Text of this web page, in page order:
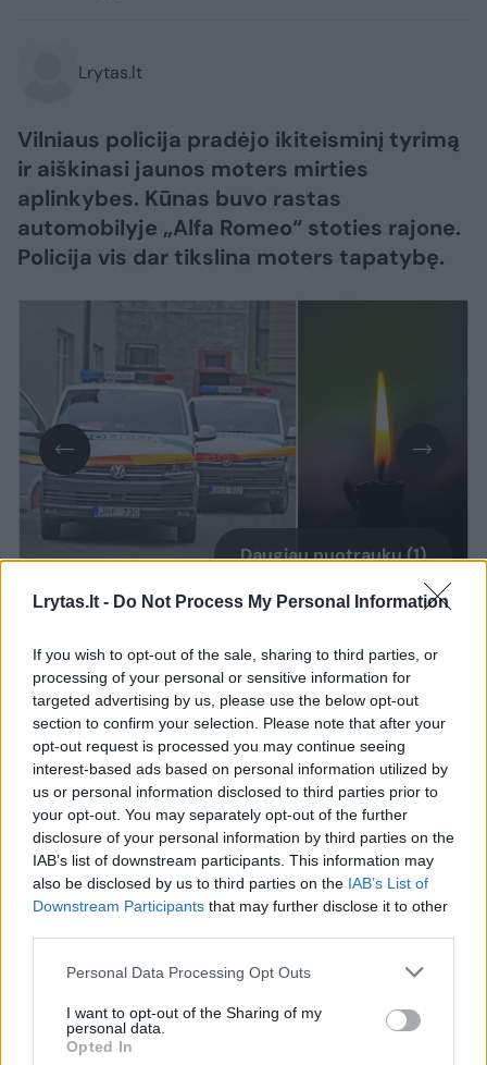
Lrytas.lt - Do Not Process My Personal Information
If you wish to opt-out of the sale, sharing to third parties, or
processing of your personal or sensitive information for
targeted advertising by us, please use the below opt-out
section to confirm your selection. Please note that after your
opt-out request is processed you may continue seeing
interest-based ads based on personal information utilized by
us or personal information disclosed to third parties prior to
your opt-out. You may separately opt-out of the further
disclosure of your personal information by third parties on the
IAB’s list of downstream participants. This information may
also be disclosed by us to third parties on the IAB’s List of
Downstream Participants that may further disclose it to other
Personal Data Processing Opt Outs
I want to opt-out of the Sharing of my
personal data.
Opted In
Lrytas.lt
Vilniaus policija pradėjo ikiteisminį tyrimą
ir aiškinasi jaunos moters mirties
aplinkybes. Kūnas buvo rastas
automobilyje „Alfa Romeo“ stoties rajone.
Policija vis dar tikslina moters tapatybę.
Daugiau nuotraukų (1)
Kaip pranešė Vilniaus apskrities VPK,
rugpjūčio 7 d. apie 9 val. 10 min. Vilniuje,
Sodų g., automobilyje, rastas nenustatytos
tapatybės apie 25 m. amžiaus mirusios
moters kūnas be išorinių smurto požymių.
Lrytasžiniomis, kūnas rastas
automobilio „Alfa Romeo“ priekinėje
sėdynėje. Automobilyje nejudančią moterį
pastebėjo praeiviai.
Žmonės kilo įtarimas, kad jaunai moteriai
kažkas negerai, todėl jie iškvietė greitosios